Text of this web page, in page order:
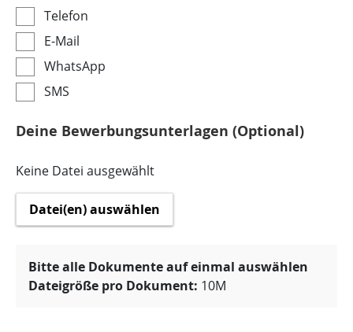
Telefon
E-Mail
WhatsApp
SMS
Deine Bewerbungsunterlagen (Optional)
Keine Datei ausgewählt
Datei(en) auswählen
Bitte alle Dokumente auf einmal auswählen
Dateigröße pro Dokument: 10M